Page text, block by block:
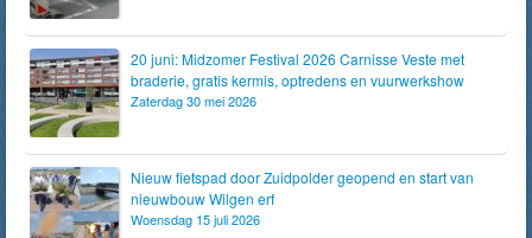
20 juni: Midzomer Festival 2026 Carnisse Veste met
braderie, gratis kermis, optredens en vuurwerkshow
Zaterdag 30 mei 2026
Nieuw fietspad door Zuidpolder geopend en start van
nieuwbouw Wilgen erf
Woensdag 15 juli 2026